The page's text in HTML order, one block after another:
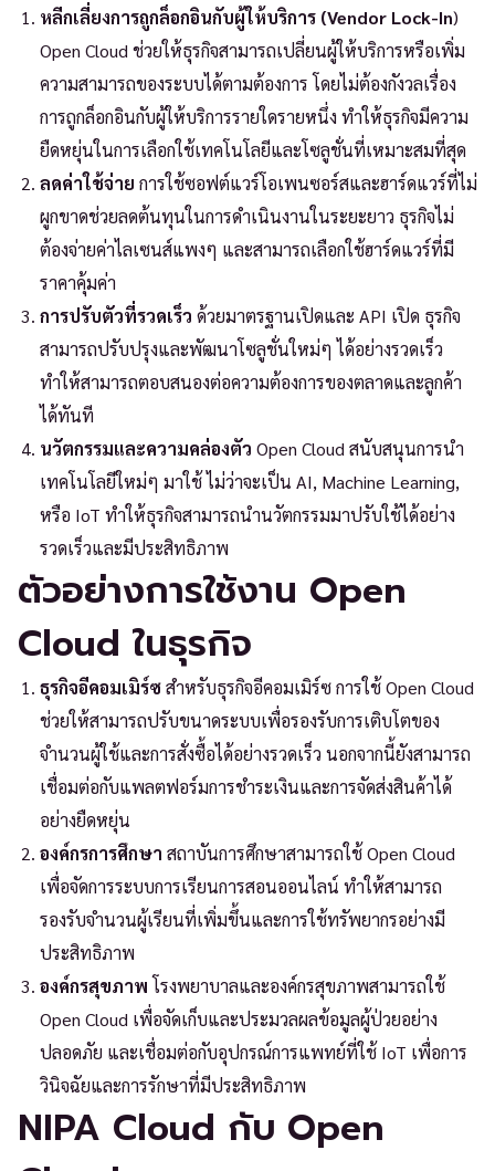
หลีกเลี่ยงการถูกล็อกอินกับผู้ให้บริการ (Vendor Lock-In)
Open Cloud ช่วยให้ธุรกิจสามารถเปลี่ยนผู้ให้บริการหรือเพิ่ม
ความสามารถของระบบได้ตามต้องการ โดยไม่ต้องกังวลเรื่อง
การถูกล็อกอินกับผู้ให้บริการรายใดรายหนึ่ง ทำให้ธุรกิจมีความ
ยืดหยุ่นในการเลือกใช้เทคโนโลยีและโซลูชั่นที่เหมาะสมที่สุด
ลดค่าใช้จ่าย การใช้ซอฟต์แวร์โอเพนซอร์สและฮาร์ดแวร์ที่ไม่
ผูกขาดช่วยลดต้นทุนในการดำเนินงานในระยะยาว ธุรกิจไม่
ต้องจ่ายค่าไลเซนส์แพงๆ และสามารถเลือกใช้ฮาร์ดแวร์ที่มี
ราคาคุ้มค่า
การปรับตัวที่รวดเร็ว ด้วยมาตรฐานเปิดและ API เปิด ธุรกิจ
สามารถปรับปรุงและพัฒนาโซลูชั่นใหม่ๆ ได้อย่างรวดเร็ว
ทำให้สามารถตอบสนองต่อความต้องการของตลาดและลูกค้า
ได้ทันที
นวัตกรรมและความคล่องตัว Open Cloud สนับสนุนการนำ
เทคโนโลยีใหม่ๆ มาใช้ ไม่ว่าจะเป็น AI, Machine Learning,
หรือ IoT ทำให้ธุรกิจสามารถนำนวัตกรรมมาปรับใช้ได้อย่าง
รวดเร็วและมีประสิทธิภาพ
ตัวอย่างการใช้งาน Open
Cloud ในธุรกิจ
ธุรกิจอีคอมเมิร์ซสำหรับธุรกิจอีคอมเมิร์ซ การใช้ Open Cloud
ช่วยให้สามารถปรับขนาดระบบเพื่อรองรับการเติบโตของ
จำนวนผู้ใช้และการสั่งซื้อได้อย่างรวดเร็ว นอกจากนี้ยังสามารถ
เชื่อมต่อกับแพลตฟอร์มการชำระเงินและการจัดส่งสินค้าได้
อย่างยืดหยุ่น
องค์กรการศึกษา สถาบันการศึกษาสามารถใช้ Open Cloud
เพื่อจัดการระบบการเรียนการสอนออนไลน์ ทำให้สามารถ
รองรับจำนวนผู้เรียนที่เพิ่มขึ้นและการใช้ทรัพยากรอย่างมี
ประสิทธิภาพ
องค์กรสุขภาพ โรงพยาบาลและองค์กรสุขภาพสามารถใช้
Open Cloud เพื่อจัดเก็บและประมวลผลข้อมูลผู้ป่วยอย่าง
ปลอดภัย และเชื่อมต่อกับอุปกรณ์การแพทย์ที่ใช้ IoT เพื่อการ
วินิจฉัยและการรักษาที่มีประสิทธิภาพ
NIPA Cloud กับ Open